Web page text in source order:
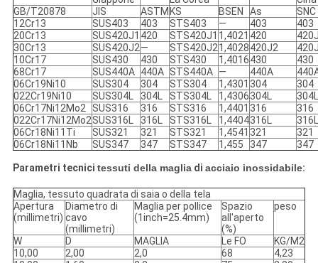
GB/T20878
JIS ASTM KS BSEN As
SNC
12Cr13
SUS403 403 STS403 — 403
403
20Cr13
SUS420J1 420 STS420J1 1,4021 420
30Cr13
SUS420J2— STS420J21,4028420J2
10Cr17
SUS430 430 STS430 1,4016430
430
68Cr17
SUS440A 440A STS440A — 440A
06Cr19Ni10
SUS304 304 STS304 1,4301 304
304
022Cr19Ni10
SUS304L 304L STS304L 1,4306304L
304L
06Cr17Ni12Mo2
SUS316 316 STS316 1,4401 316
316
022Cr17Ni12Mo2SUS316L 316L STS316L 1,4404316L
316L
06Cr18Ni11Ti
SUS321 321 STS321 1,4541 321
321
06Cr18Ni11Nb
SUS347 347 STS347 1,455 347 347
Parametri tecnici tessuti della maglia di acciaio inossidabile:
Maglia, tessuto quadrata di saia o della tela
Apertura
(millimetri)
Diametro di
cavo
(millimetri)
Maglia per pollice
(1inch=25.4mm)
Spazio
all'aperto
(%)
peso
W D MAGLIA Le FO
KG/M2
10,00
2,00 2,0 68
4,23